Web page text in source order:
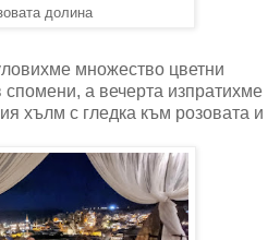
долина
множество цветни
спомени, а вечерта изпратихме
хълм с гледка към розовата и